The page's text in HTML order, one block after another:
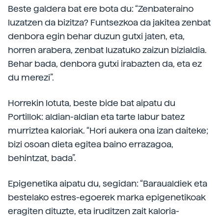
Beste galdera bat ere bota du: “Zenbateraino
luzatzen da bizitza? Funtsezkoa da jakitea zenbat
denbora egin behar duzun gutxi jaten, eta,
horren arabera, zenbat luzatuko zaizun bizialdia.
Behar bada, denbora gutxi irabazten da, eta ez
du merezi”.
Horrekin lotuta, beste bide bat aipatu du
Portillok: aldian-aldian eta tarte labur batez
murriztea kaloriak. “Hori aukera ona izan daiteke;
bizi osoan dieta egitea baino errazagoa,
behintzat, bada”.
Epigenetika aipatu du, segidan: “Baraualdiek eta
bestelako estres-egoerek marka epigenetikoak
eragiten dituzte, eta iruditzen zait kaloria-